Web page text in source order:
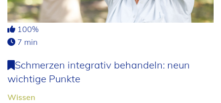
100%
7 min
Schmerzen integrativ behandeln: neun
wichtige Punkte
Wissen